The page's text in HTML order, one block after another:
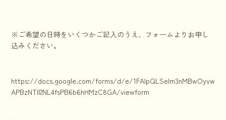
※ご希望の日時をいくつかご記入のうえ、フォームよりお申し
込みください。
https://docs.google.com/forms/d/e/
APBzNTll2NL4fsPB6b6hHMzC8GA/viewform